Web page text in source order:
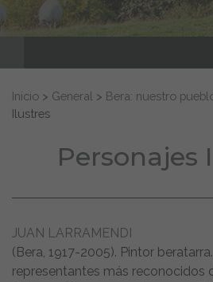
Buscar:
Inicio > General > Bera: nuestro
Ilustres
Personajes
JUAN LARRAMENDI
(Bera, 1917-2005). Pintor
representantes más reconocidos